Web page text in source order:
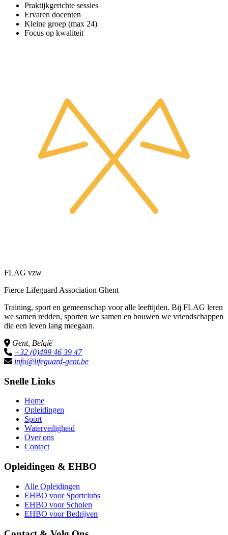
Praktijkgerichte sessies
Ervaren docenten
Kleine groep (max 24)
Focus op kwaliteit
FLAG vzw
Fierce Lifeguard Association Ghent
Training, sport en gemeenschap voor alle leeftijden. Bij FLAG leren
we samen redden, sporten we samen en bouwen we vriendschappen
die een leven lang meegaan.
Gent, België
+32 (0)499 46 39 47
info@lifeguard-gent.be
Snelle Links
Home
Opleidingen
Sport
Waterveiligheid
Over ons
Contact
Opleidingen & EHBO
Alle Opleidingen
EHBO voor Sportclubs
EHBO voor Scholen
EHBO voor Bedrijven